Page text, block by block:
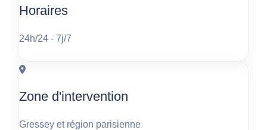
Horaires
24h/24 - 7j/7
Zone d'intervention
Gressey et région parisienne